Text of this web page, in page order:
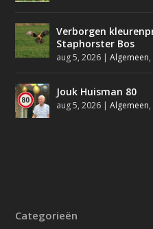
Verborgen
Staphorster Bos
aug 5, 2026 |Algemeen,
Jouk Huisman 80
aug 5, 2026 |Algemeen,
Categorieën